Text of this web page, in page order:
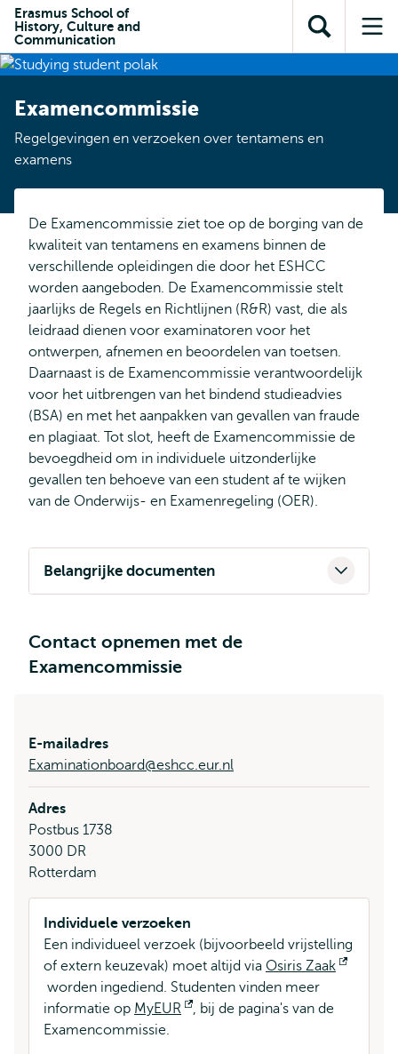
inhoud
Direct naar
subnavigatie
Erasmus School of
History, Culture and
Communication
Toon
zoekveld
Examencommissie
Regelgevingen en verzoeken over tentamens en
examens
De Examencommissie ziet toe op de borging van de
kwaliteit van tentamens en examens binnen de
verschillende opleidingen die door het ESHCC
worden aangeboden. De Examencommissie stelt
jaarlijks de Regels en Richtlijnen (R&R) vast, die als
leidraad dienen voor examinatoren voor het
ontwerpen, afnemen en beoordelen van toetsen.
Daarnaast is de Examencommissie verantwoordelijk
voor het uitbrengen van het bindend studieadvies
(BSA) en met het aanpakken van gevallen van fraude
en plagiaat. Tot slot, heeft de Examencommissie de
bevoegdheid om in individuele uitzonderlijke
gevallen ten behoeve van een student af te wijken
van de Onderwijs- en Examenregeling (OER).
Belangrijke documenten
Contact opnemen met de
Examencommissie
E-mailadres
Examinationboard@eshcc.eur.nl
Adres
Postbus 1738
3000 DR
Rotterdam
Individuele verzoeken
Een individueel verzoek (bijvoorbeeld vrijstelling
of extern keuzevak) moet altijd via Osiris Zaak
Opent
extern
worden ingediend. Studenten vinden meer
informatie op MyEUR
Opent
, bij de pagina's van de
Examencommissie.